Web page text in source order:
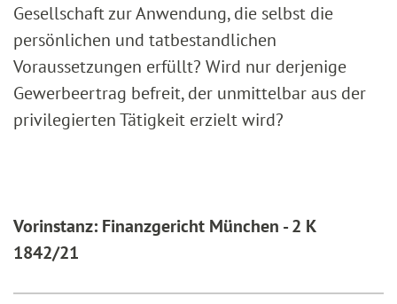
Gesellschaft zur Anwendung, die selbst die
persönlichen und tatbestandlichen
Voraussetzungen erfüllt? Wird nur derjenige
Gewerbeertrag befreit, der unmittelbar aus der
privilegierten Tätigkeit erzielt wird?
Vorinstanz: Finanzgericht München - 2 K
1842/21